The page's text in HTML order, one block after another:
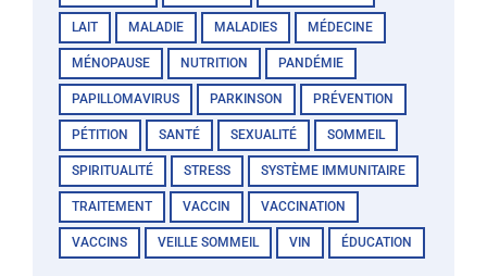
LAIT MALADIE MALADIES MÉDECINE
MÉNOPAUSE NUTRITION PANDÉMIE
PAPILLOMAVIRUS PARKINSON PRÉVENTION
PÉTITION SANTÉ SEXUALITÉ SOMMEIL
SPIRITUALITÉ STRESS SYSTÈME IMMUNITAIRE
TRAITEMENT VACCIN VACCINATION
VACCINS VEILLE SOMMEIL VIN ÉDUCATION